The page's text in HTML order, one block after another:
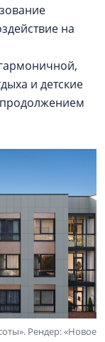
на
и детские
продолжением
Рендер: «Новое